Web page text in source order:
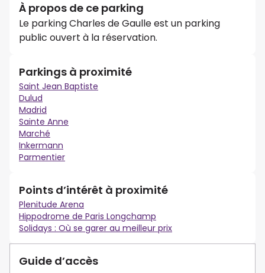
À propos de ce parking
Le parking Charles de Gaulle est un parking
public ouvert à la réservation.
Parkings à proximité
Saint Jean Baptiste
Dulud
Madrid
Sainte Anne
Marché
Inkermann
Parmentier
Points d’intérêt à proximité
Plenitude Arena
Hippodrome de Paris Longchamp
Solidays : Où se garer au meilleur prix
Guide d’accès